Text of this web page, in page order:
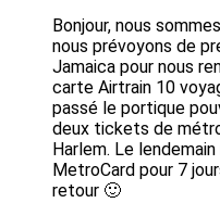
Bonjour, nous
nous prévoyons de
Jamaica pour nous
carte Airtrain 10
passé le portique
deux tickets de
Harlem. Le
MetroCard pour 7
retour 🙂